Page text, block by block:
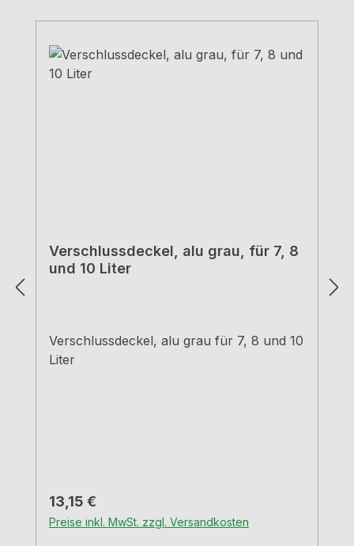
Verschlussdeckel, alu grau, für 7, 8
und 10 Liter
Verschlussdeckel, alu grau für 7, 8 und 10
Liter
Regulärer Preis:
13,15 €
Preise inkl. MwSt. zzgl. Versandkosten